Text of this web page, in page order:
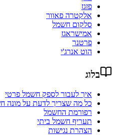
פזגז
אלקטרה פאוור
סלקום חשמל
אמישראגז
פרטנר
הוט אנרג'י
בלוג
איך לעבור לספק חשמל פרטי
כל מה שצריך לדעת על מונה
רפורמת החשמל
תעריף חשמל ביתי
הצהרת נגישות